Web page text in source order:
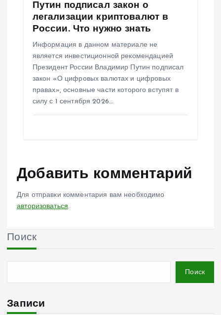
Путин подписал закон о
легализации криптовалют в
России. Что нужно знать
Информация в данном материале не
является инвестиционной рекомендацией
Президент России Владимир Путин подписал
закон «О цифровых валютах и цифровых
правах», основные части которого вступят в
силу с 1 сентября 2026…
Добавить комментарий
Для отправки комментария вам необходимо
авторизоваться.
Поиск
Поиск
Записи